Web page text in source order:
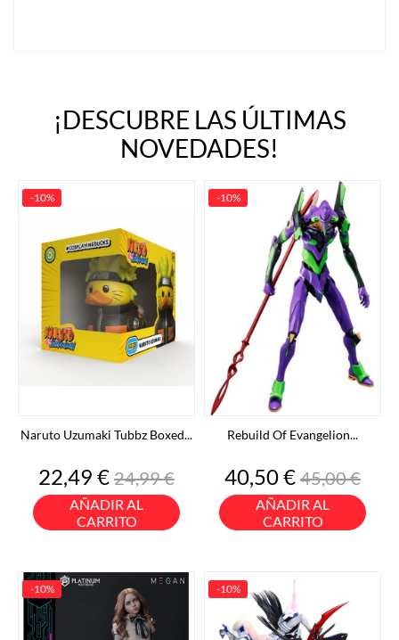
¡DESCUBRE LAS ÚLTIMAS
NOVEDADES!
Naruto Uzumaki Tubbz Boxed...
Precio
22,49 €Precio
base
24,99 €
AÑADIR AL
CARRITO
-10%
Rebuild Of Evangelion...
Precio
40,50 €Precio
base
45,00 €
AÑADIR AL
CARRITO
-10%
-10% -10%